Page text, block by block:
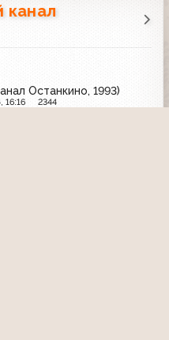
канал
Останкино, 1993)
16:16 2344